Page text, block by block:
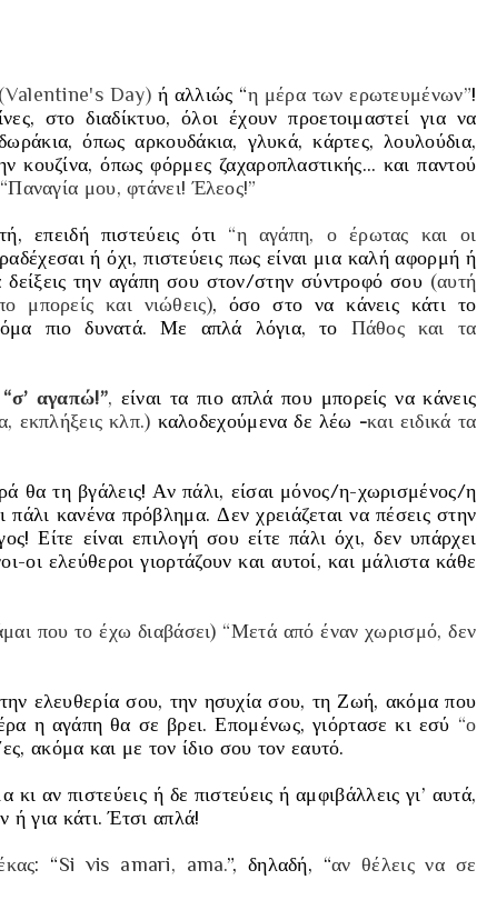
(Valentine's Day)ή αλλιώς “η μέρα των ερωτευμένων”!
στο διαδίκτυο, όλοι έχουν προετοιμαστεί για να
όπως αρκουδάκια, γλυκά, κάρτες, λουλούδια,
κουζίνα, όπως φόρμες ζαχαροπλαστικής… και παντού
“Παναγία μου, φτάνει! Έλεος!”
επειδή πιστεύεις ότι “η αγάπη, ο έρωτας και οι
ή όχι, πιστεύεις πως είναι μια καλή αφορμή ή
δείξεις την αγάπη σου στον/στην σύντροφό σου (αυτή
μπορείς και νιώθεις), όσο στο να κάνεις κάτι το
πιο δυνατά. Με απλά λόγια, το Πάθος και τα
αγαπώ!”, είναι τα πιο απλά που μπορείς να κάνεις
εκπλήξεις κλπ.) καλοδεχούμενα δε λέω -και ειδικά τα
θα τη βγάλεις! Αν πάλι, είσαι μόνος/η-χωρισμένος/η
κανένα πρόβλημα. Δεν χρειάζεται να πέσεις στην
Είτε είναι επιλογή σου είτε πάλι όχι, δεν υπάρχει
ελεύθεροι γιορτάζουν και αυτοί, και μάλιστα κάθε
που το έχω διαβάσει) “Μετά από έναν χωρισμό, δεν
ελευθερία σου, την ησυχία σου, τη Ζωή, ακόμα που
η αγάπη θα σε βρει. Επομένως, γιόρτασε κι εσύ “ο
ακόμα και με τον ίδιο σου τον εαυτό.
αν πιστεύεις ή δε πιστεύεις ή αμφιβάλλεις γι’ αυτά,
ή για κάτι. Έτσι απλά!
: “Si vis amari, ama.”, δηλαδή, “αν θέλεις να σε